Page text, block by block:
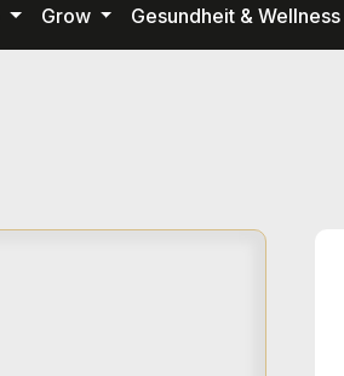
Grow Gesundheit & Wellness